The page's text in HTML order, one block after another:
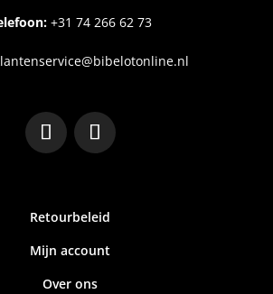
+31 74 266 62 73
Retourbeleid
Mijn account
Over ons